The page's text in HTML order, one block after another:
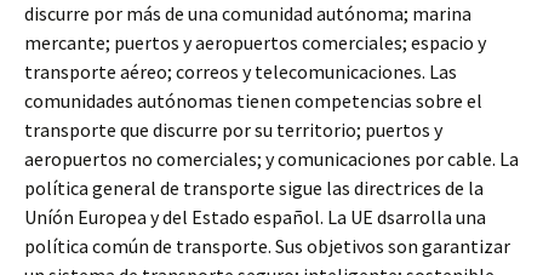
discurre por más de una comunidad autónoma; marina
mercante; puertos y aeropuertos comerciales; espacio y
transporte aéreo; correos y telecomunicaciones. Las
comunidades autónomas tienen competencias sobre el
transporte que discurre por su territorio; puertos y
aeropuertos no comerciales; y comunicaciones por cable. La
política general de transporte sigue las directrices de la
Uníón Europea y del Estado español. La UE dsarrolla una
política común de transporte. Sus objetivos son garantizar